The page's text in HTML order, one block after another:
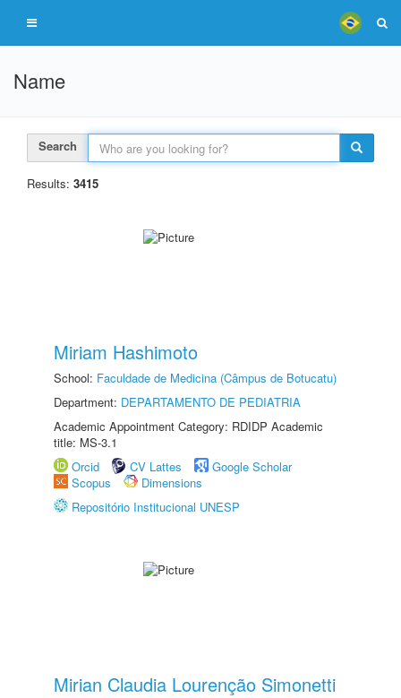
Name
Search
Results: 3415
Miriam Hashimoto
School: Faculdade de Medicina (Câmpus de Botucatu)
Department: DEPARTAMENTO DE PEDIATRIA
Academic Appointment Category: RDIDP Academic
title: MS-3.1
Orcid
CV Lattes
Google Scholar
Scopus
Dimensions
Repositório Institucional UNESP
Mirian Claudia Lourenção Simonetti